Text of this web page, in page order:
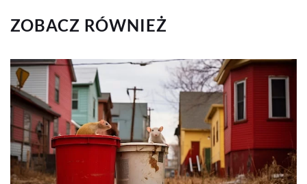
ZOBACZ RÓWNIEŻ